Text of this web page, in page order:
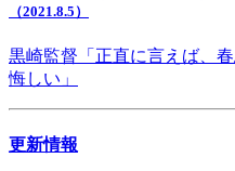
（2021.8.5）
黒崎監督「正直に言えば、
悔しい」
更新情報